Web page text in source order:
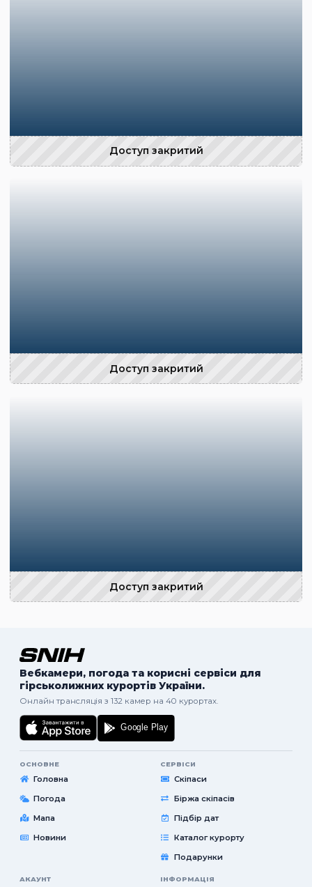
Доступ закритий
Доступ закритий
Доступ закритий
Вебкамери, погода та корисні сервіси для
гірськолижних курортів України.
Онлайн трансляція з 132 камер на 40 курортах.
ОСНОВНЕ
Головна
Погода
Мапа
Новини
СЕРВІСИ
Скіпаси
Біржа скіпасів
Підбір дат
Каталог курорту
Подарунки
АКАУНТ ІНФОРМАЦІЯ